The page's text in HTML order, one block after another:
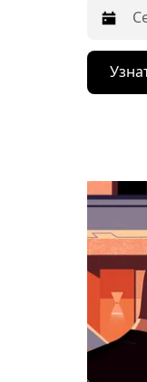
Нажмите
стрелку
вниз,
выбрать
дату.
закрыть
нажмите
Esc.